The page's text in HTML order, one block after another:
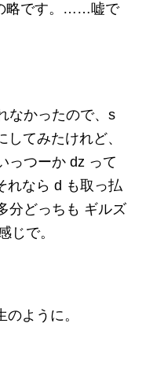
略です。……嘘で
なかったので、s
てみたけれど、
っつーか dz って
れなら d も取っ払
分どっちも ギルズ
じで。
ように。